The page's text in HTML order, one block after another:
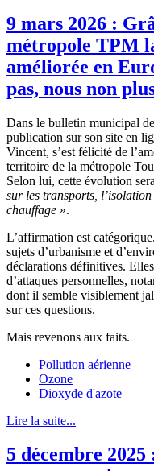
9 mars 2026 :
métropole TPM
améliorée en
pas, nous non
Dans le bulletin municipal
publication sur son site en
Vincent, s’est félicité de
territoire de la métropole
Selon lui, cette évolution
sur les transports,
chauffage ».
L’affirmation est
sujets d’urbanisme et
déclarations définitives.
d’attaques personnelles,
dont il semble visiblement
sur ces questions.
Mais revenons aux faits.
Pollution aérienne
Ozone
Dioxyde d'azote
Lire la suite...
5 décembre